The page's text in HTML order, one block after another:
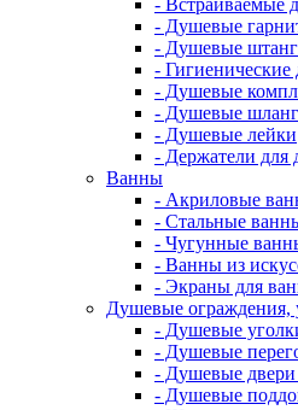
- Встраиваемые
- Душевые
- Душевые
-
- Душевые
- Душевые
- Душевые лейки
- Держатели для
Ванны
- Акриловые
- Стальные
- Чугунные
- Ванны из
- Экраны для
Душевые ограждения,
- Душевые
- Душевые
- Душевые
- Душевые